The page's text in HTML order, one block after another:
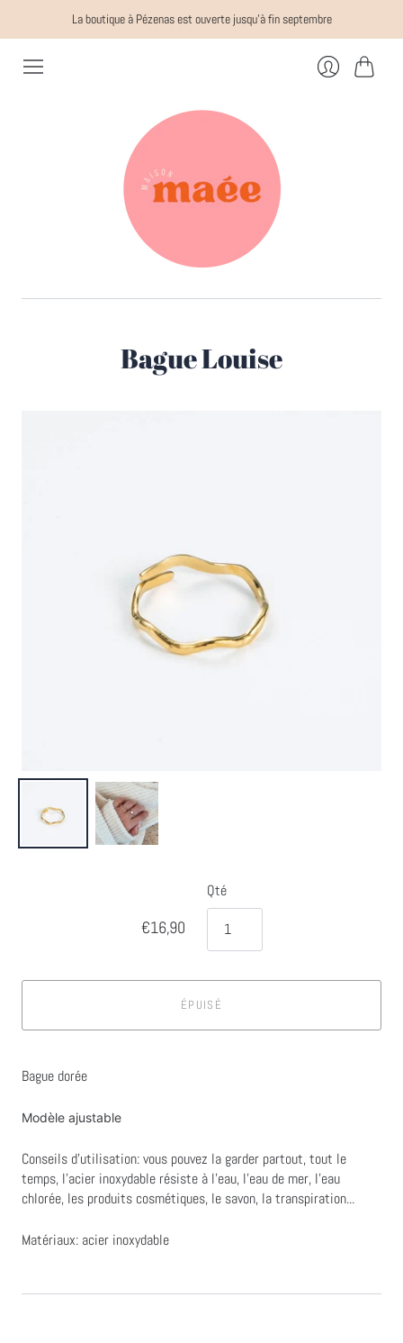
La boutique à Pézenas est ouverte jusqu'à fin septembre
Bague Louise
€16,90
Qté
ÉPUISÉ
Bague dorée
Modèle ajustable
Conseils d'utilisation: vous pouvez la garder partout, tout le
temps, l'acier inoxydable résiste à l'eau, l'eau de mer, l'eau
chlorée, les produits cosmétiques, le savon, la transpiration...
Matériaux: acier inoxydable